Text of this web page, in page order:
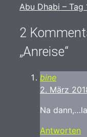
Abu Dhabi – Tag
2
„Anreise“
bine
2. März
Na
Antworten